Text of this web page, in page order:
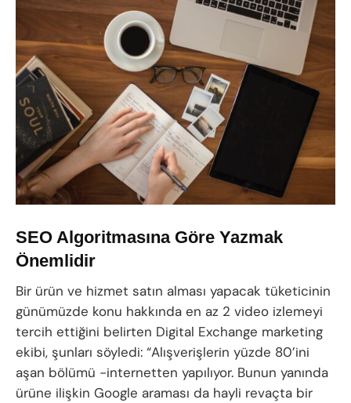
SEO Algoritmasına Göre Yazmak
Önemlidir
Bir ürün ve hizmet satın alması yapacak tüketicinin
günümüzde konu hakkında en az 2 video izlemeyi
tercih ettiğini belirten Digital Exchange marketing
ekibi, şunları söyledi: “Alışverişlerin yüzde 80’ini
aşan bölümü -internetten yapılıyor. Bunun yanında
ürüne ilişkin Google araması da hayli revaçta bir